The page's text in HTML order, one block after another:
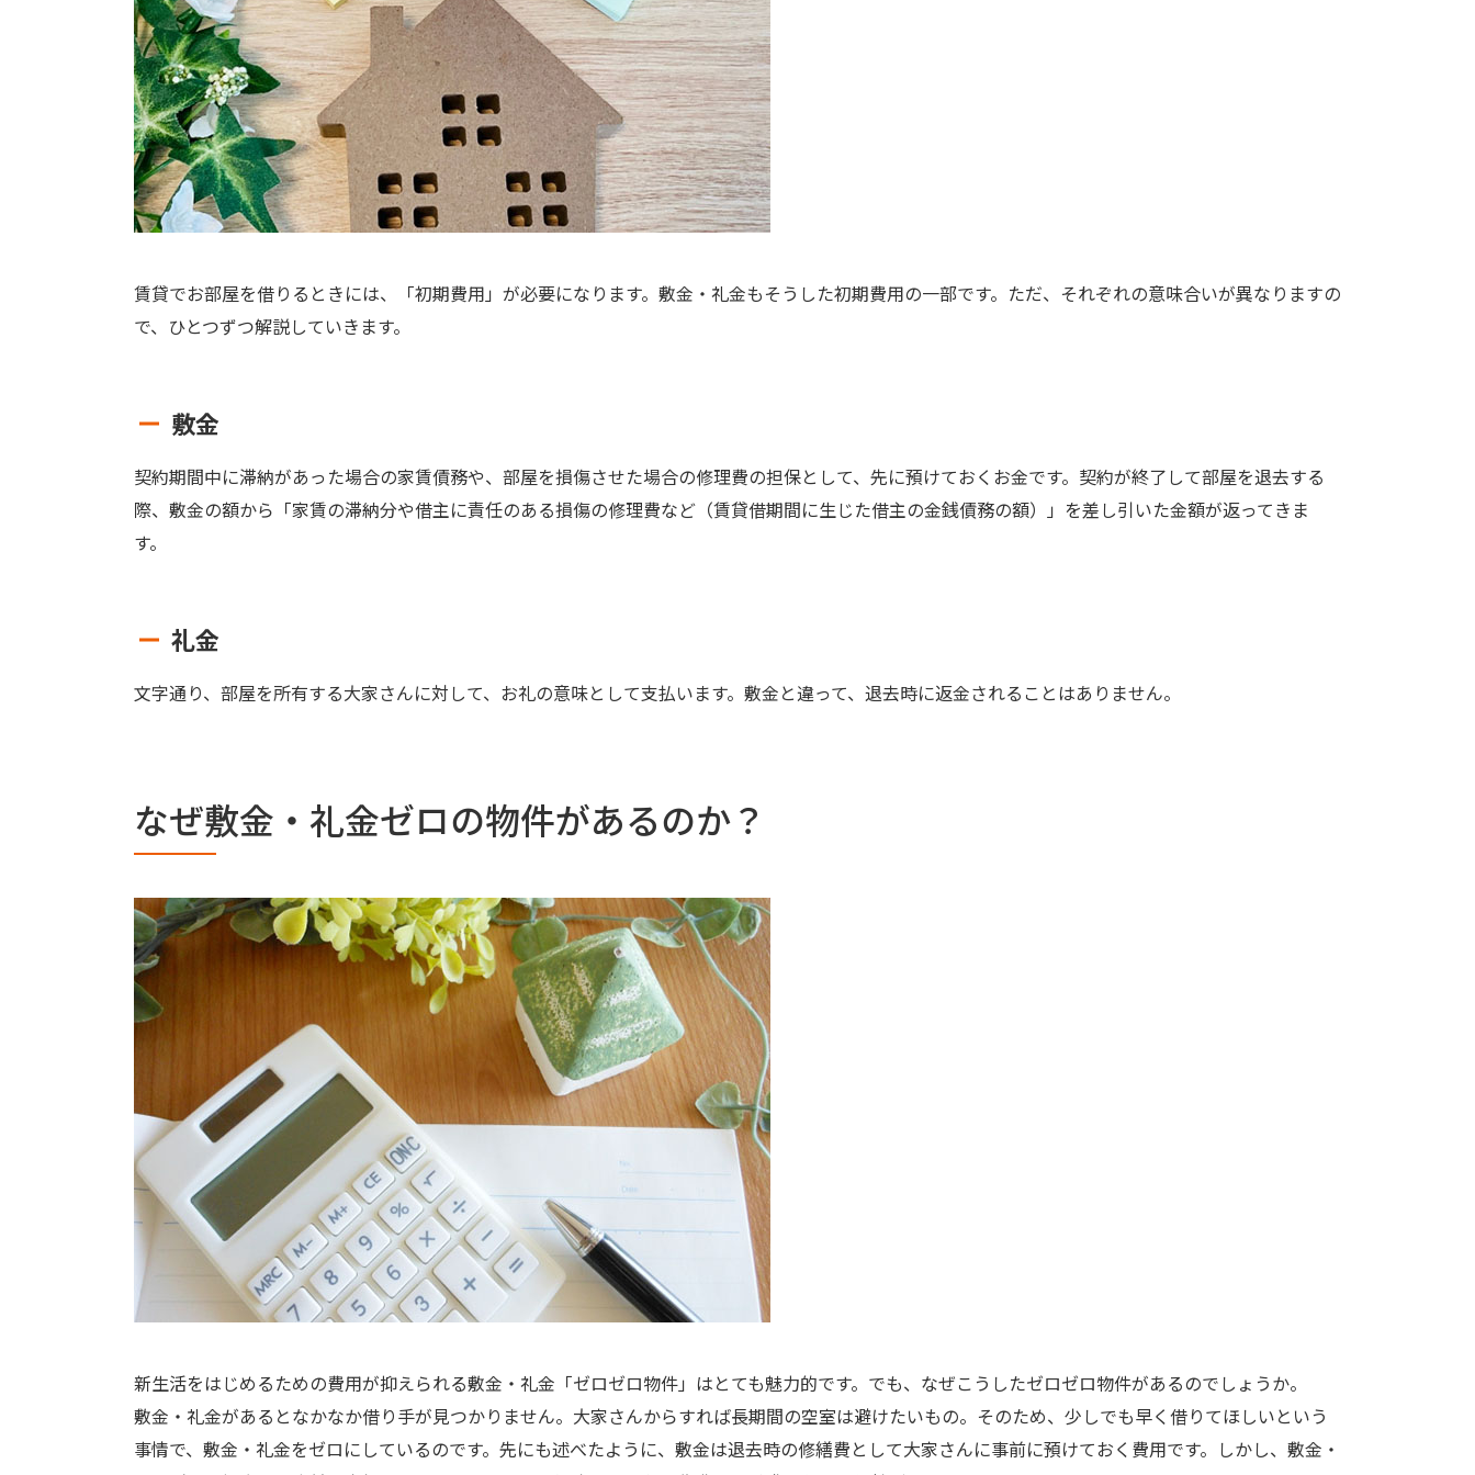
賃貸でお部屋を借りるときには、「初期費用」が必要になります。敷金・礼金もそうした初期費用の一部です。ただ、それぞれの意味合いが異なりますの
で、ひとつずつ解説していきます。
敷金
契約期間中に滞納があった場合の家賃債務や、部屋を損傷させた場合の修理費の担保として、先に預けておくお金です。契約が終了して部屋を退去する
際、敷金の額から「家賃の滞納分や借主に責任のある損傷の修理費など（賃貸借期間に生じた借主の金銭債務の額）」を差し引いた金額が返ってきま
す。
礼金
文字通り、部屋を所有する大家さんに対して、お礼の意味として支払います。敷金と違って、退去時に返金されることはありません。
なぜ敷金・礼金ゼロの物件があるのか？
新生活をはじめるための費用が抑えられる敷金・礼金「ゼロゼロ物件」はとても魅力的です。でも、なぜこうしたゼロゼロ物件があるのでしょうか。
敷金・礼金があるとなかなか借り手が見つかりません。大家さんからすれば長期間の空室は避けたいもの。そのため、少しでも早く借りてほしいという
事情で、敷金・礼金をゼロにしているのです。先にも述べたように、敷金は退去時の修繕費として大家さんに事前に預けておく費用です。しかし、敷金・